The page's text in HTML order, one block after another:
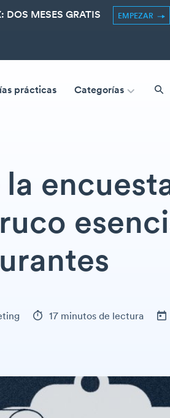
DOS MESES GRATIS EMPEZAR
prácticas Categorías
17 minutos de lectura